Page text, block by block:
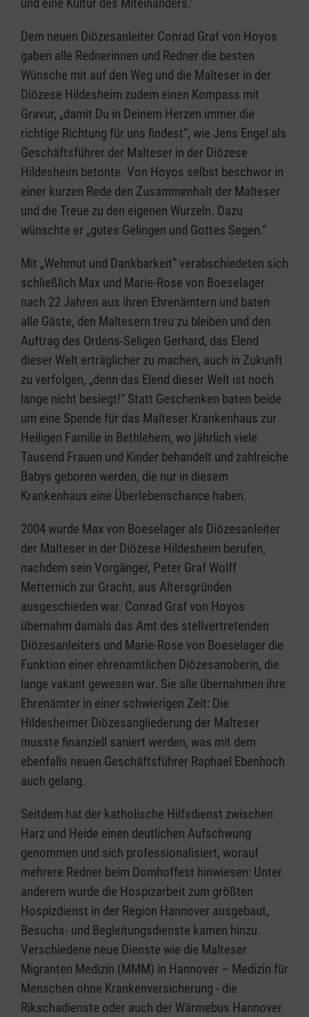
und eine Kultur des Miteinanders.“
Dem neuen Diözesanleiter Conrad Graf von Hoyos
gaben alle Rednerinnen und Redner die besten
Wünsche mit auf den Weg und die Malteser in der
Diözese Hildesheim zudem einen Kompass mit
Gravur, „damit Du in Deinem Herzen immer die
richtige Richtung für uns findest“, wie Jens Engel als
Geschäftsführer der Malteser in der Diözese
Hildesheim betonte. Von Hoyos selbst beschwor in
einer kurzen Rede den Zusammenhalt der Malteser
und die Treue zu den eigenen Wurzeln. Dazu
wünschte er „gutes Gelingen und Gottes Segen.“
Mit „Wehmut und Dankbarkeit“ verabschiedeten sich
schließlich Max und Marie-Rose von Boeselager
nach 22 Jahren aus ihren Ehrenämtern und baten
alle Gäste, den Maltesern treu zu bleiben und den
Auftrag des Ordens-Seligen Gerhard, das Elend
dieser Welt erträglicher zu machen, auch in Zukunft
zu verfolgen, „denn das Elend dieser Welt ist noch
lange nicht besiegt!“ Statt Geschenken baten beide
um eine Spende für das Malteser Krankenhaus zur
Heiligen Familie in Bethlehem, wo jährlich viele
Tausend Frauen und Kinder behandelt und zahlreiche
Babys geboren werden, die nur in diesem
Krankenhaus eine Überlebenschance haben.
2004 wurde Max von Boeselager als Diözesanleiter
der Malteser in der Diözese Hildesheim berufen,
nachdem sein Vorgänger, Peter Graf Wolff
Metternich zur Gracht, aus Altersgründen
ausgeschieden war. Conrad Graf von Hoyos
übernahm damals das Amt des stellvertretenden
Diözesanleiters und Marie-Rose von Boeselager die
Funktion einer ehrenamtlichen Diözesanoberin, die
lange vakant gewesen war. Sie alle übernahmen ihre
Ehrenämter in einer schwierigen Zeit: Die
Hildesheimer Diözesangliederung der Malteser
musste finanziell saniert werden, was mit dem
ebenfalls neuen Geschäftsführer Raphael Ebenhoch
auch gelang.
Seitdem hat der katholische Hilfsdienst zwischen
Harz und Heide einen deutlichen Aufschwung
genommen und sich professionalisiert, worauf
mehrere Redner beim Domhoffest hinwiesen: Unter
anderem wurde die Hospizarbeit zum größten
Hospizdienst in der Region Hannover ausgebaut,
Besuchs- und Begleitungsdienste kamen hinzu.
Verschiedene neue Dienste wie die Malteser
Migranten Medizin (MMM) in Hannover – Medizin für
Menschen ohne Krankenversicherung - die
Rikschadienste oder auch der Wärmebus Hannover